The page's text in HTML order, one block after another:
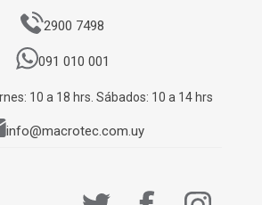
2900 7498
091 010 001
10 a 18 hrs. Sábados: 10 a 14 hrs
info@macrotec.com.uy